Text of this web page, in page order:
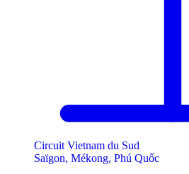
Circuit Vietnam du Sud
Saïgon, Mékong, Phú Quốc